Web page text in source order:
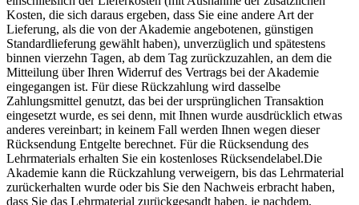
Kosten, die sich daraus ergeben, dass Sie eine andere Art der
Lieferung, als die von der Akademie angebotenen, günstigen
Standardlieferung gewählt haben), unverzüglich und spätestens
binnen vierzehn Tagen, ab dem Tag zurückzuzahlen, an dem die
Mitteilung über Ihren Widerruf des Vertrags bei der Akademie
eingegangen ist. Für diese Rückzahlung wird dasselbe
Zahlungsmittel genutzt, das bei der ursprünglichen Transaktion
eingesetzt wurde, es sei denn, mit Ihnen wurde ausdrücklich etwas
anderes vereinbart; in keinem Fall werden Ihnen wegen dieser
Rücksendung Entgelte berechnet. Für die Rücksendung des
Lehrmaterials erhalten Sie ein kostenloses Rücksendelabel.Die
Akademie kann die Rückzahlung verweigern, bis das Lehrmaterial
zurückerhalten wurde oder bis Sie den Nachweis erbracht haben,
dass Sie das Lehrmaterial zurückgesandt haben, je nachdem,